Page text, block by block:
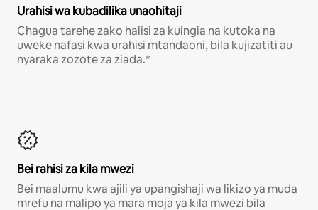
Urahisi wa kubadilika unaohitaji
Chagua tarehe zako halisi za kuingia na kutoka na
uweke nafasi kwa urahisi mtandaoni, bila kujizatiti au
nyaraka zozote za ziada.*
Bei rahisi za kila mwezi
Bei maalumu kwa ajili ya upangishaji wa likizo ya muda
mrefu na malipo ya mara moja ya kila mwezi bila